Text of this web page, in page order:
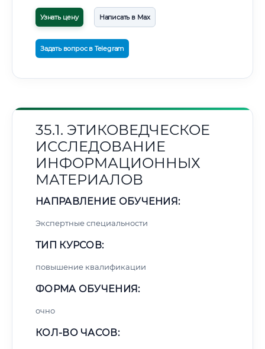
Узнать цену Написать в Max
Задать вопрос в Telegram
35.1. ЭТИКОВЕДЧЕСКОЕ
ИССЛЕДОВАНИЕ
ИНФОРМАЦИОННЫХ
МАТЕРИАЛОВ
НАПРАВЛЕНИЕ ОБУЧЕНИЯ:
Экспертные специальности
ТИП КУРСОВ:
повышение квалификации
ФОРМА ОБУЧЕНИЯ:
очно
КОЛ-ВО ЧАСОВ: